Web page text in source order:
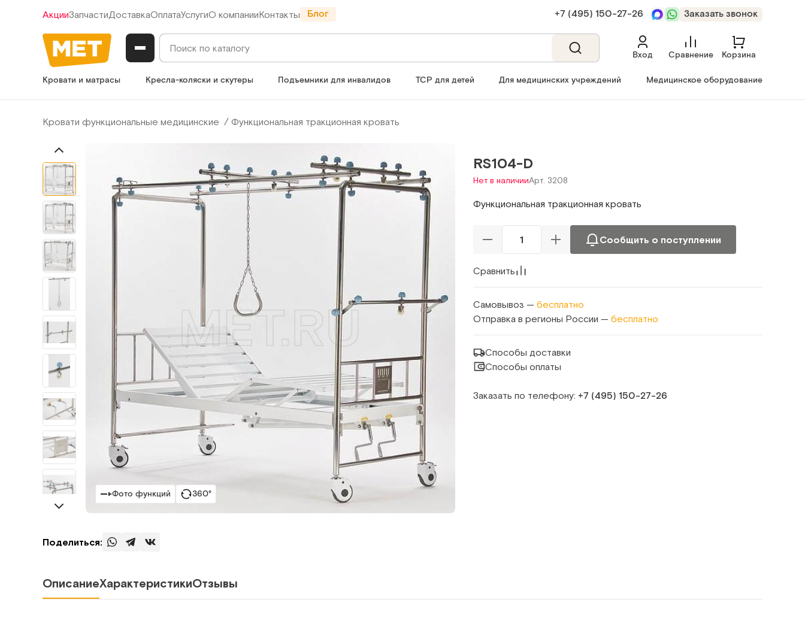
АкцииЗапчастиДоставкаОплатаУслугиО компанииКонтакты Блог +7 (495) 150‑27‑26 Заказать звонок
Вход Сравнение Корзина
Кровати и матрасы Кресла-коляски и скутеры Подъемники для инвалидов ТСР для детей Для медицинских учреждений Медицинское оборудование
Кровати функциональные медицинские Функциональная тракционная кровать
Фото функций 360°
Поделиться:
RS104-D
Нет в наличииАрт. 3208
Функциональная тракционная кровать
Сообщить о поступлении
Сравнить
Самовывоз — бесплатно
Отправка в регионы России — бесплатно
Способы доставки
Способы оплаты
Заказать по телефону: +7 (495) 150‑27‑26
ОписаниеХарактеристикиОтзывы